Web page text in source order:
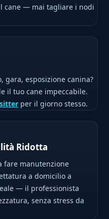
cane — mai tagliare i nodi
gara, esposizione canina?
il tuo cane impeccabile.
per il giorno stesso.
Ridotta
fare manutenzione
a domicilio a
— il professionista
senza stress da